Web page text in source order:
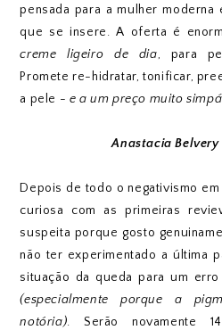
pensada para a mulher
que se insere. A oferta é
creme ligeiro de dia, para
Promete re-hidratar, tonificar,
a pele - e a um preço muito
Anastacia Belvery
Depois de todo o negativismo
curiosa com as primeiras
suspeita porque gosto
não ter experimentado a última
situação da queda para um
(especialmente porque a
notória). Serão novamente